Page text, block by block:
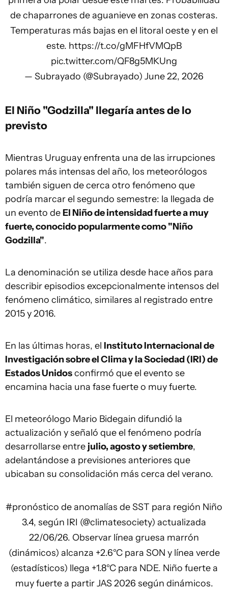
de chaparrones de aguanieve en zonas costeras.
Temperaturas más bajas en el litoral oeste y en el
este. https://t.co/gMFHfVMQpB
pic.twitter.com/QF8g5MKUng
— Subrayado (@Subrayado) June 22, 2026
El Niño "Godzilla" llegaría antes de lo
previsto
Mientras Uruguay enfrenta una de las irrupciones
polares más intensas del año, los meteorólogos
también siguen de cerca otro fenómeno que
podría marcar el segundo semestre: la llegada de
un evento de El Niño de intensidad fuerte a muy
fuerte, conocido popularmente como "Niño
Godzilla".
La denominación se utiliza desde hace años para
describir episodios excepcionalmente intensos del
fenómeno climático, similares al registrado entre
2015 y 2016.
En las últimas horas, el Instituto Internacional de
Investigación sobre el Clima y la Sociedad (IRI) de
Estados Unidosconfirmó que el evento se
encamina hacia una fase fuerte o muy fuerte.
El meteorólogo Mario Bidegain difundió la
actualización y señaló que el fenómeno podría
desarrollarse entre julio, agosto y setiembre,
adelantándose a previsiones anteriores que
ubicaban su consolidación más cerca del verano.
#pronóstico de anomalías de SST para región Niño
3.4, según IRI (@climatesociety) actualizada
22/06/26. Observar línea gruesa marrón
(dinámicos) alcanza +2.6°C para SON y línea verde
(estadísticos) llega +1.8°C para NDE. Niño fuerte a
muy fuerte a partir JAS 2026 según dinámicos.